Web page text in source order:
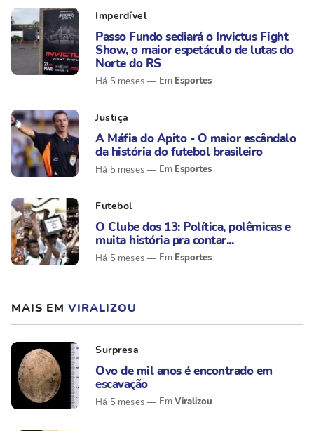
Imperdível
Passo Fundo sediará o Invictus Fight
Show, o maior espetáculo de lutas do
Norte do RS
Há 5 meses Esportes
Justiça
A Máfia do Apito - O maior escândalo
da história do futebol brasileiro
Há 5 meses Esportes
Futebol
O Clube dos 13: Política, polêmicas e
muita história pra contar...
Há 5 meses Esportes
MAIS EM VIRALIZOU
Surpresa
Ovo de mil anos é encontrado em
escavação
Há 5 meses Viralizou